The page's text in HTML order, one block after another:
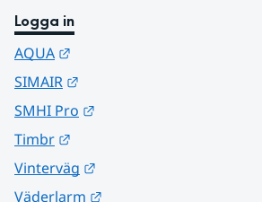
Logga in
AQUA
SIMAIR
SMHI Pro
Timbr
Vinterväg
Väderlarm